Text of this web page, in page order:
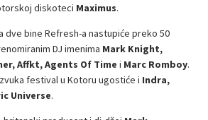
diskoteci Maximus.
dve bine Refresh-a nastupiće preko 50
DJ imenima Mark Knight,
Affkt, Agents Of Time i Marc Romboy.
festival u Kotoru ugostiće i Indra,
Universe.